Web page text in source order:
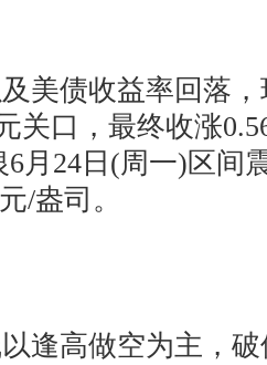
债收益率回落，
关口，最终收涨
月24日(周一)区间
/盎司。
高做空为主，破